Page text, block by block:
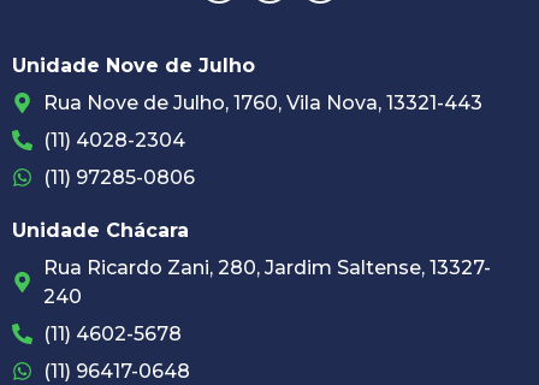
Unidade Nove de Julho
Rua Nove de Julho, 1760, Vila Nova, 13321-443
(11) 4028-2304
(11) 97285-0806
Unidade Chácara
Rua Ricardo Zani, 280, Jardim Saltense, 13327-
240
(11) 4602-5678
(11) 96417-0648